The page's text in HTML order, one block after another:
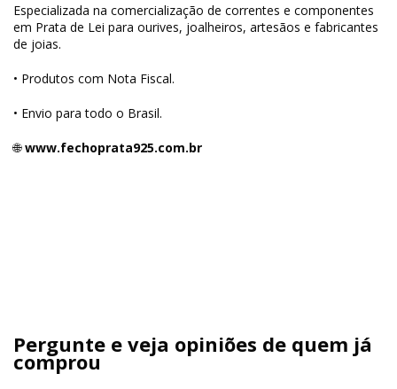
Especializada na comercialização de correntes e componentes
em Prata de Lei para ourives, joalheiros, artesãos e fabricantes
de joias.
• Produtos com Nota Fiscal.
• Envio para todo o Brasil.
🌐www.fechoprata925.com.br
Pergunte e veja opiniões de quem já
comprou